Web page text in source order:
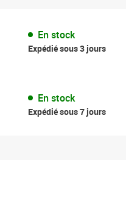
En stock
Expédié sous 3 jours
En stock
Expédié sous 7 jours